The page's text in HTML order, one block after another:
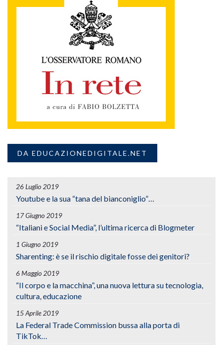
DA EDUCAZIONEDIGITALE.NET
26 Luglio 2019
Youtube e la sua “tana del bianconiglio”…
17 Giugno 2019
“Italiani e Social Media”, l’ultima ricerca di Blogmeter
1 Giugno 2019
Sharenting: è se il rischio digitale fosse dei genitori?
6 Maggio 2019
“Il corpo e la macchina”, una nuova lettura su tecnologia,
cultura, educazione
15 Aprile 2019
La Federal Trade Commission bussa alla porta di
TikTok…